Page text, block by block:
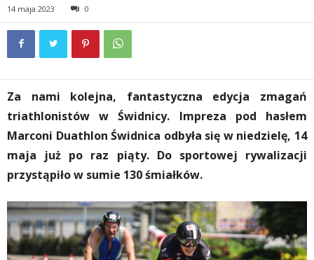
14 maja 2023 0
Za nami kolejna, fantastyczna edycja zmagań
triathlonistów w Świdnicy. Impreza pod hasłem
Marconi Duathlon Świdnica odbyła się w niedzielę, 14
maja już po raz piąty. Do sportowej rywalizacji
przystąpiło w sumie 130 śmiałków.